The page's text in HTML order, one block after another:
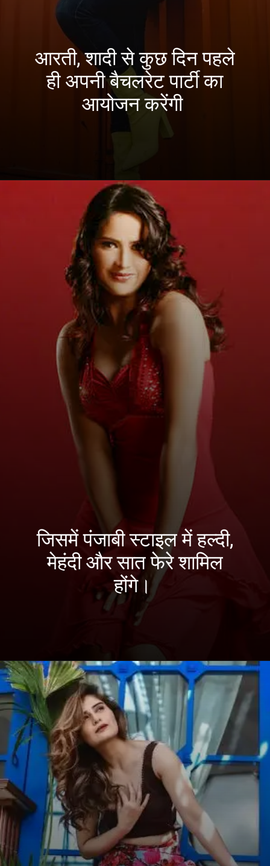
आरती, शादी से कुछ दिन पहले
ही अपनी बैचलरेट पार्टी का
आयोजन करेंगी
जिसमें पंजाबी स्टाइल में हल्दी,
मेहंदी और सात फेरे शामिल
होंगे।